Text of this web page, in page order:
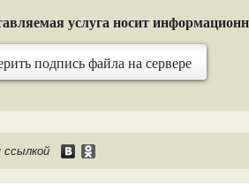
услуга носит
подпись файла на сервере
ссылкой